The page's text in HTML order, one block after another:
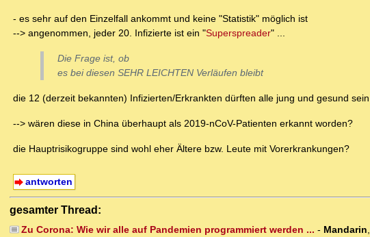
- es sehr auf den Einzelfall ankommt und keine "Statistik" möglich ist
--> angenommen, jeder 20. Infizierte ist ein "Superspreader" ...
Die Frage ist, ob
es bei diesen SEHR LEICHTEN Verläufen bleibt
die 12 (derzeit bekannten) Infizierten/Erkrankten dürften alle jung und gesund sein
--> wären diese in China überhaupt als 2019-nCoV-Patienten erkannt worden?
die Hauptrisikogruppe sind wohl eher Ältere bzw. Leute mit Vorerkrankungen?
antworten
gesamter Thread:
Zu Corona: Wie wir alle auf Pandemien programmiert werden ... - Mandarin,